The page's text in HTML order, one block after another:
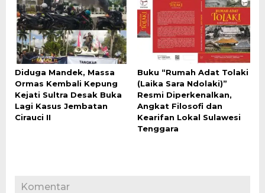
Diduga Mandek, Massa
Ormas Kembali Kepung
Kejati Sultra Desak Buka
Lagi Kasus Jembatan
Cirauci II
Buku “Rumah Adat Tolaki
(Laika Sara Ndolaki)”
Resmi Diperkenalkan,
Angkat Filosofi dan
Kearifan Lokal Sulawesi
Tenggara
Komentar